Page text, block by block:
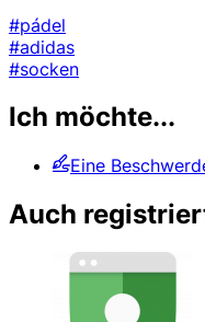
#pádel
#adidas
#socken
Ich möchte...
Eine
Auch